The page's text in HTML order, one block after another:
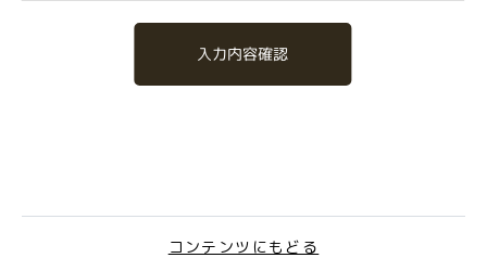
入力内容確認
コンテンツにもどる